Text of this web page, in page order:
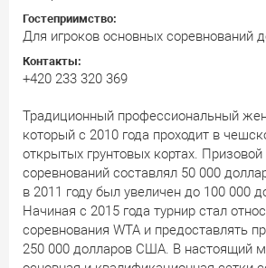
Гостеприимство:
Для игроков основных соревнований
Контакты:
+420 233 320 369
Традиционный профессиональный
который с 2010 года проходит в
открытых грунтовых кортах.
соревнований составлял 50 000
в 2011 году был увеличен до 100 000
Начиная с 2015 года турнир стал
соревнования WTA и предоставлять
250 000 долларов США. В настоящий